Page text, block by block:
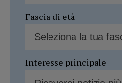
Fascia di età
Interesse principale